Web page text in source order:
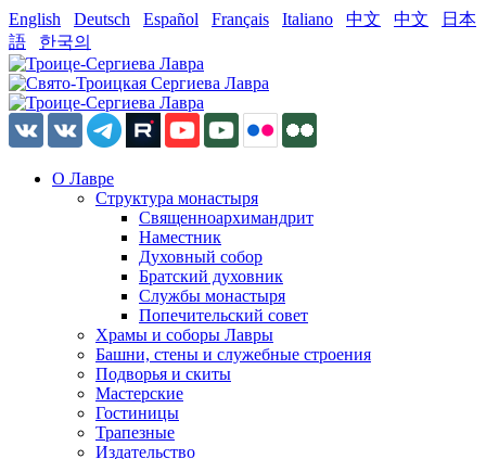
English Deutsch Español Français Italiano 中文 中文
日本
語
한국의
О Лавре
Структура монастыря
Священноархимандрит
Наместник
Духовный собор
Братский духовник
Службы монастыря
Попечительский совет
Храмы и соборы Лавры
Башни, стены и служебные строения
Подворья и скиты
Мастерские
Гостиницы
Трапезные
Издательство